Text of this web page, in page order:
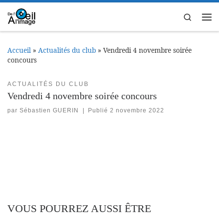
Passer au contenu
Search
Accueil » Actualités du club » Vendredi 4 novembre soirée
concours
ACTUALITÉS DU CLUB
Vendredi 4 novembre soirée concours
par Sébastien GUERIN Publié2 novembre 2022
VOUS POURREZ AUSSI ÊTRE